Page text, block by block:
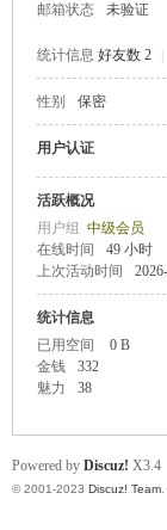
邮箱状态
未验证
统计信息 好友数 2
性别 保密
用户认证
活跃概况
用户组 中级会员
在线时间
49 小时
上次活动时间
统计信息
已用空间
0 B
金钱
332
魅力
38
Powered by Discuz! X3.4
© 2001-2023 Discuz! Team.